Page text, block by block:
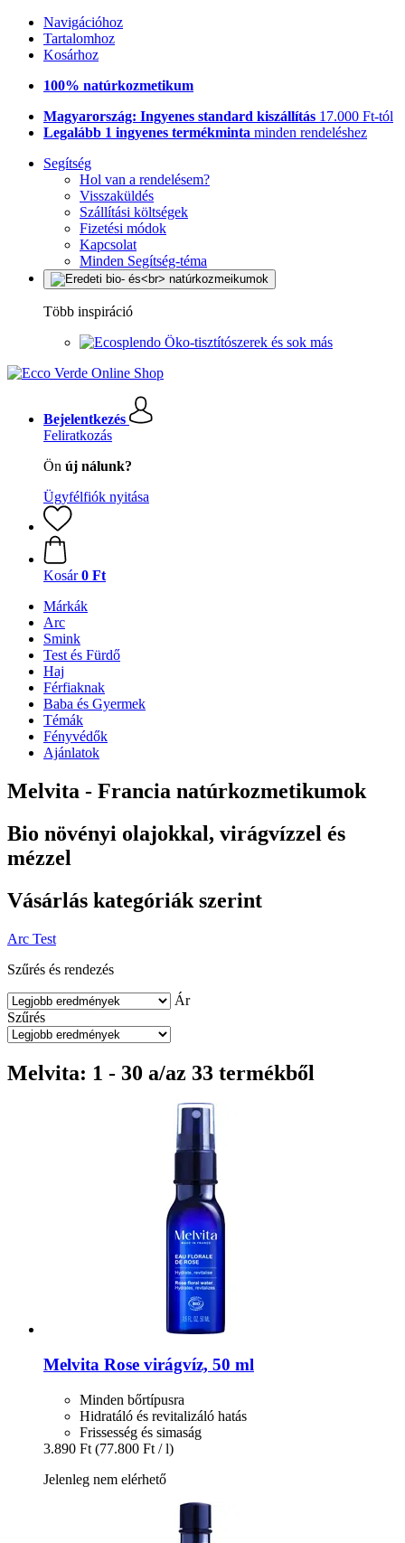
Navigációhoz
Tartalomhoz
Kosárhoz
100% natúrkozmetikum
Magyarország: Ingyenes standard kiszállítás 17.000 Ft-tól
Legalább 1 ingyenes termékminta minden rendeléshez
Segítség
Hol van a rendelésem?
Visszaküldés
Szállítási költségek
Fizetési módok
Kapcsolat
Minden Segítség-téma
Több inspiráció
Öko-tisztítószerek és sok más
Bejelentkezés
Feliratkozás
Ön új nálunk?
Ügyfélfiók nyitása
Kosár 0 Ft
Márkák
Arc
Smink
Test és Fürdő
Haj
Férfiaknak
Baba és Gyermek
Témák
Fényvédők
Ajánlatok
Melvita - Francia natúrkozmetikumok
Bio növényi olajokkal, virágvízzel és
mézzel
Vásárlás kategóriák szerint
Arc Test
Szűrés és rendezés
Ár
Szűrés
Melvita: 1 - 30 a/az 33 termékből
Melvita Rose virágvíz, 50 ml
Minden bőrtípusra
Hidratáló és revitalizáló hatás
Frissesség és simaság
3.890 Ft (77.800 Ft / l)
Jelenleg nem elérhető